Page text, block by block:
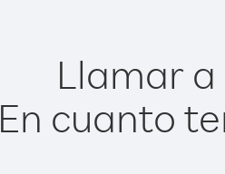
Llamar a
En cuanto